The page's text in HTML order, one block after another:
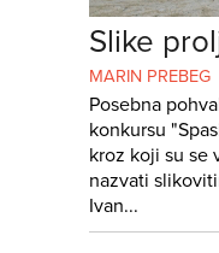
Slike
MARIN PREBEG
Posebna
konkursu
kroz koji su se
nazvati
Ivan...